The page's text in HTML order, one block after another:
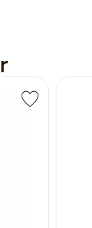
к заполнению